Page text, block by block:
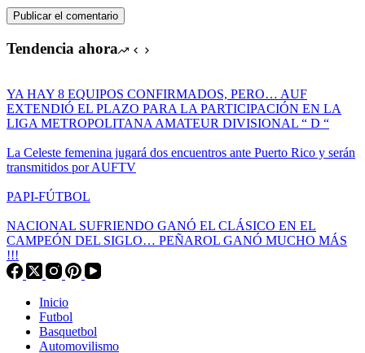
Publicar el comentario
Tendencia ahora
YA HAY 8 EQUIPOS CONFIRMADOS, PERO… AUF
EXTENDIÓ EL PLAZO PARA LA PARTICIPACIÓN EN LA
LIGA METROPOLITANA AMATEUR DIVISIONAL “ D “
La Celeste femenina jugará dos encuentros ante Puerto Rico y serán
transmitidos por AUFTV
PAPI-FÚTBOL
NACIONAL SUFRIENDO GANÓ EL CLÁSICO EN EL
CAMPEÓN DEL SIGLO… PEÑAROL GANÓ MUCHO MÁS
!!!
Inicio
Futbol
Basquetbol
Automovilismo